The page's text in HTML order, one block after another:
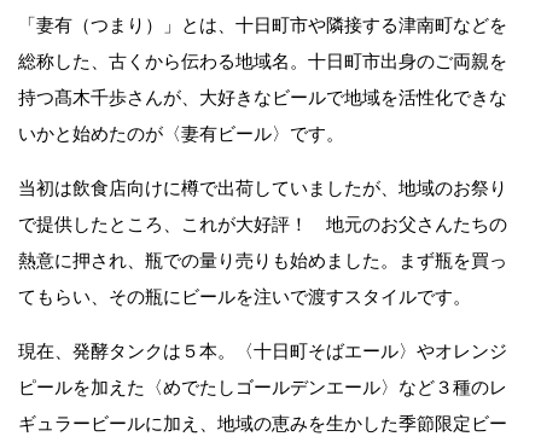
「妻有（つまり）」とは、十日町市や隣接する津南町などを
総称した、古くから伝わる地域名。十日町市出身のご両親を
持つ髙木千歩さんが、大好きなビールで地域を活性化できな
いかと始めたのが〈妻有ビール〉です。
当初は飲食店向けに樽で出荷していましたが、地域のお祭り
で提供したところ、これが大好評！ 地元のお父さんたちの
熱意に押され、瓶での量り売りも始めました。まず瓶を買っ
てもらい、その瓶にビールを注いで渡すスタイルです。
現在、発酵タンクは５本。〈十日町そばエール〉やオレンジ
ピールを加えた〈めでたしゴールデンエール〉など３種のレ
ギュラービールに加え、地域の恵みを生かした季節限定ビー